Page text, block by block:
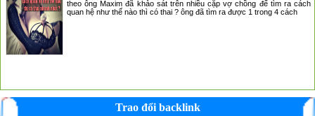
theo ông Maxim đã khảo sát trên nhiều cặp vợ chồng để tìm ra cách
quan hệ như thế nào thì có thai ? ông đã tìm ra được 1 trong 4 cách
Trao đổi backlink